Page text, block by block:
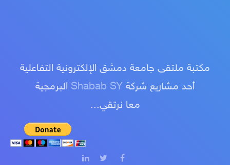
مكتبة ملتقى جامعة دمشق الإلكترونية التفاعلية
أحد مشاريع شركة Shabab SY البرمجية
معا نرتقي...